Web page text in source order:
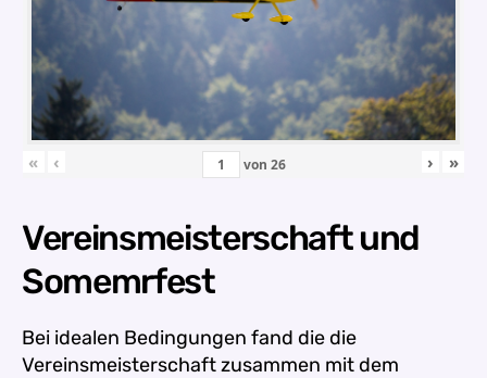
« ‹ von 26 › »
Vereinsmeisterschaft und
Somemrfest
Bei idealen Bedingungen fand die die
Vereinsmeisterschaft zusammen mit dem